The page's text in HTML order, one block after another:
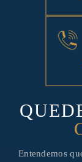
Entendemos